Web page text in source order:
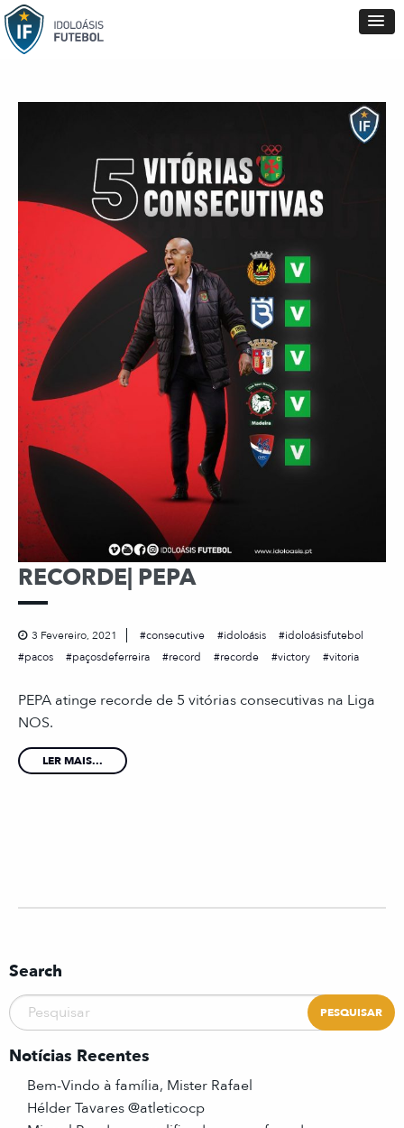
RECORDE| PEPA
3 Fevereiro, 2021 consecutive idoloásis
idoloásisfutebol
pacos
paçosdeferreira record recorde victory vitoria
PEPA atinge recorde de 5 vitórias consecutivas na Liga
NOS.
LER MAIS...
Search
Notícias Recentes
Bem-Vindo à família, Mister Rafael
Hélder Tavares @atleticocp